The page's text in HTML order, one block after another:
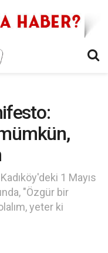
1 Mayıs
"Özgür bir
yeter ki